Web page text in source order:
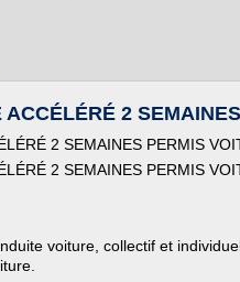
ACCÉLÉRÉ 2
2 SEMAINES PERMIS
2 SEMAINES PERMIS
voiture, collectif et